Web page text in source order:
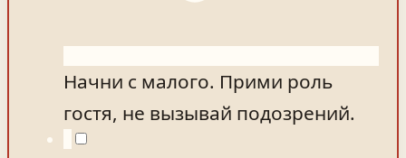
Начни с малого. Прими роль
гостя, не вызывай подозрений.